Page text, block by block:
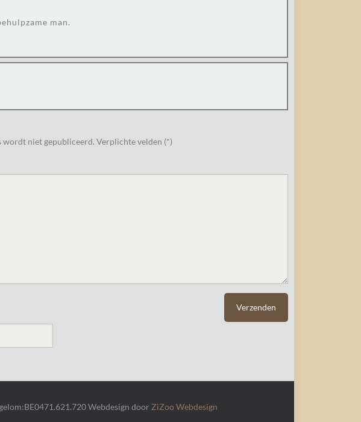
man.
niet gepubliceerd. Verplichte velden (*)
Webdesign door ZiZoo Webdesign